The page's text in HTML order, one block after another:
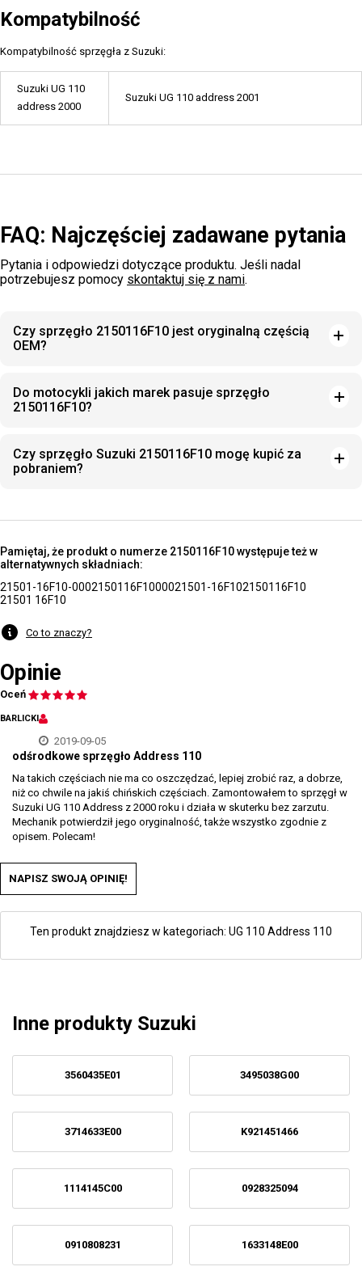
Kompatybilność
Kompatybilność sprzęgła z Suzuki:
Suzuki UG 110
address 2000
Suzuki UG 110 address 2001
FAQ: Najczęściej zadawane pytania
Pytania i odpowiedzi dotyczące produktu. Jeśli nadal
potrzebujesz pomocy skontaktuj się z nami.
Czy sprzęgło 2150116F10 jest oryginalną częścią
OEM?
Do motocykli jakich marek pasuje sprzęgło
2150116F10?
Czy sprzęgło Suzuki 2150116F10 mogę kupić za
pobraniem?
Pamiętaj, że produkt o numerze 2150116F10 występuje też w
alternatywnych składniach:
21501-16F10-0002150116F1000021501-16F102150116F10
21501 16F10
Co to znaczy?
Opinie
Oceń
BARLICKI
2019-09-05
odśrodkowe sprzęgło Address 110
Na takich częściach nie ma co oszczędzać, lepiej zrobić raz, a dobrze,
niż co chwile na jakiś chińskich częściach. Zamontowałem to sprzęgł w
Suzuki UG 110 Address z 2000 roku i działa w skuterku bez zarzutu.
Mechanik potwierdził jego oryginalność, także wszystko zgodnie z
opisem. Polecam!
NAPISZ SWOJĄ OPINIĘ!
Ten produkt znajdziesz w kategoriach: UG 110 Address 110
Inne produkty Suzuki
3560435E01 3495038G00
3714633E00 K921451466
1114145C00 0928325094
0910808231 1633148E00